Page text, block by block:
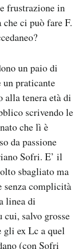
frustrazione in
ci può fare F.
un paio di
un praticante
alla tenera età di
scrivendo le
che lì è
da passione
Sofri. E’ il
sbagliato ma
senza complicità
linea di
salvo grosse
gli ex Lc a quel
(con Sofri